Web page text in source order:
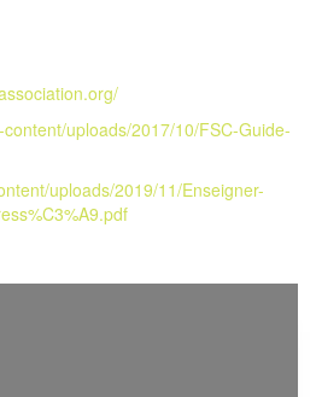
uploads/2017/10/FSC-Guide-
uploads/2019/11/Enseigner-